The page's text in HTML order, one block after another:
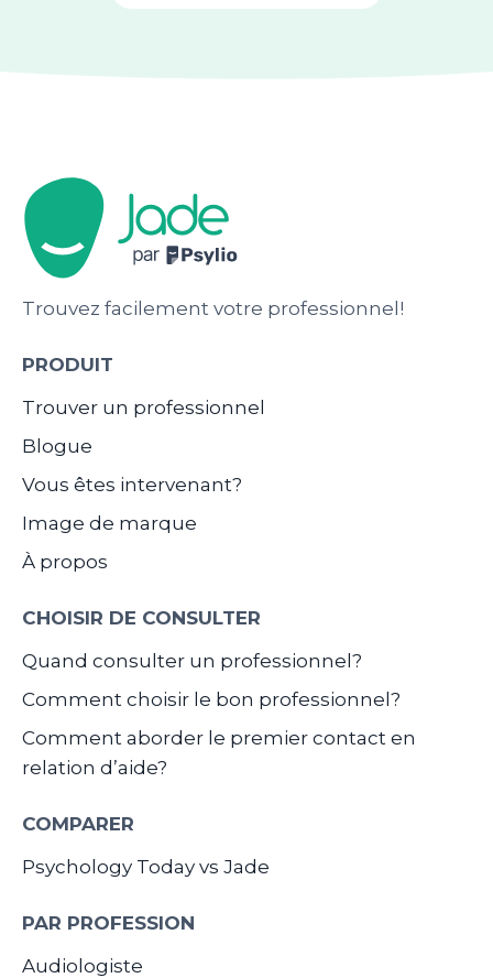
Trouvez facilement votre professionnel!
PRODUIT
Trouver un professionnel
Blogue
Vous êtes intervenant?
Image de marque
À propos
CHOISIR DE CONSULTER
Quand consulter un professionnel?
Comment choisir le bon professionnel?
Comment aborder le premier contact en
relation d’aide?
COMPARER
Psychology Today vs Jade
PAR PROFESSION
Audiologiste